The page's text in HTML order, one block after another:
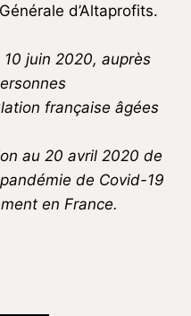
d’Altaprofits.
juin 2020, auprès
française âgées
au 20 avril 2020 de
de Covid-19
en France.